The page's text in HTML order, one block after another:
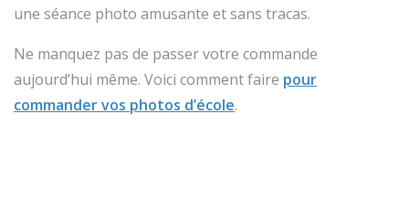
une séance photo amusante et sans tracas.
Ne manquez pas de passer votre commande
aujourd’hui même. Voici comment faire pour
commander vos photos d’école.